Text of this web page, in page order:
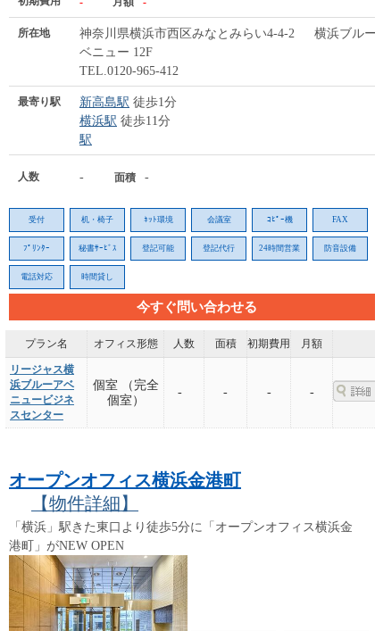
所在地
神奈川県横浜市西区みなとみらい4-4-2 横浜ブルー
ベニュー 12F
TEL.0120-965-412
最寄り駅 新高島駅 徒歩1分
横浜駅 徒歩11分
駅
人数 - 面積 -
受付 机・椅子 ﾈｯﾄ環境 会議室 ｺﾋﾟｰ機 FAX
ﾌﾟﾘﾝﾀｰ 秘書ｻｰﾋﾞｽ 登記可能 登記代行 24時間営業 防音設備
電話対応 時間貸し
今すぐ問い合わせる
プラン名 オフィス形態 人数 面積 初期費用 月額
リージャス横
浜ブルーアベ
ニュービジネ
スセンター
個室 （完全
個室）
- - - -
オープンオフィス横浜金港町
【物件詳細】
「横浜」駅きた東口より徒歩5分に「オープンオフィス横浜金
港町」がNEW OPEN